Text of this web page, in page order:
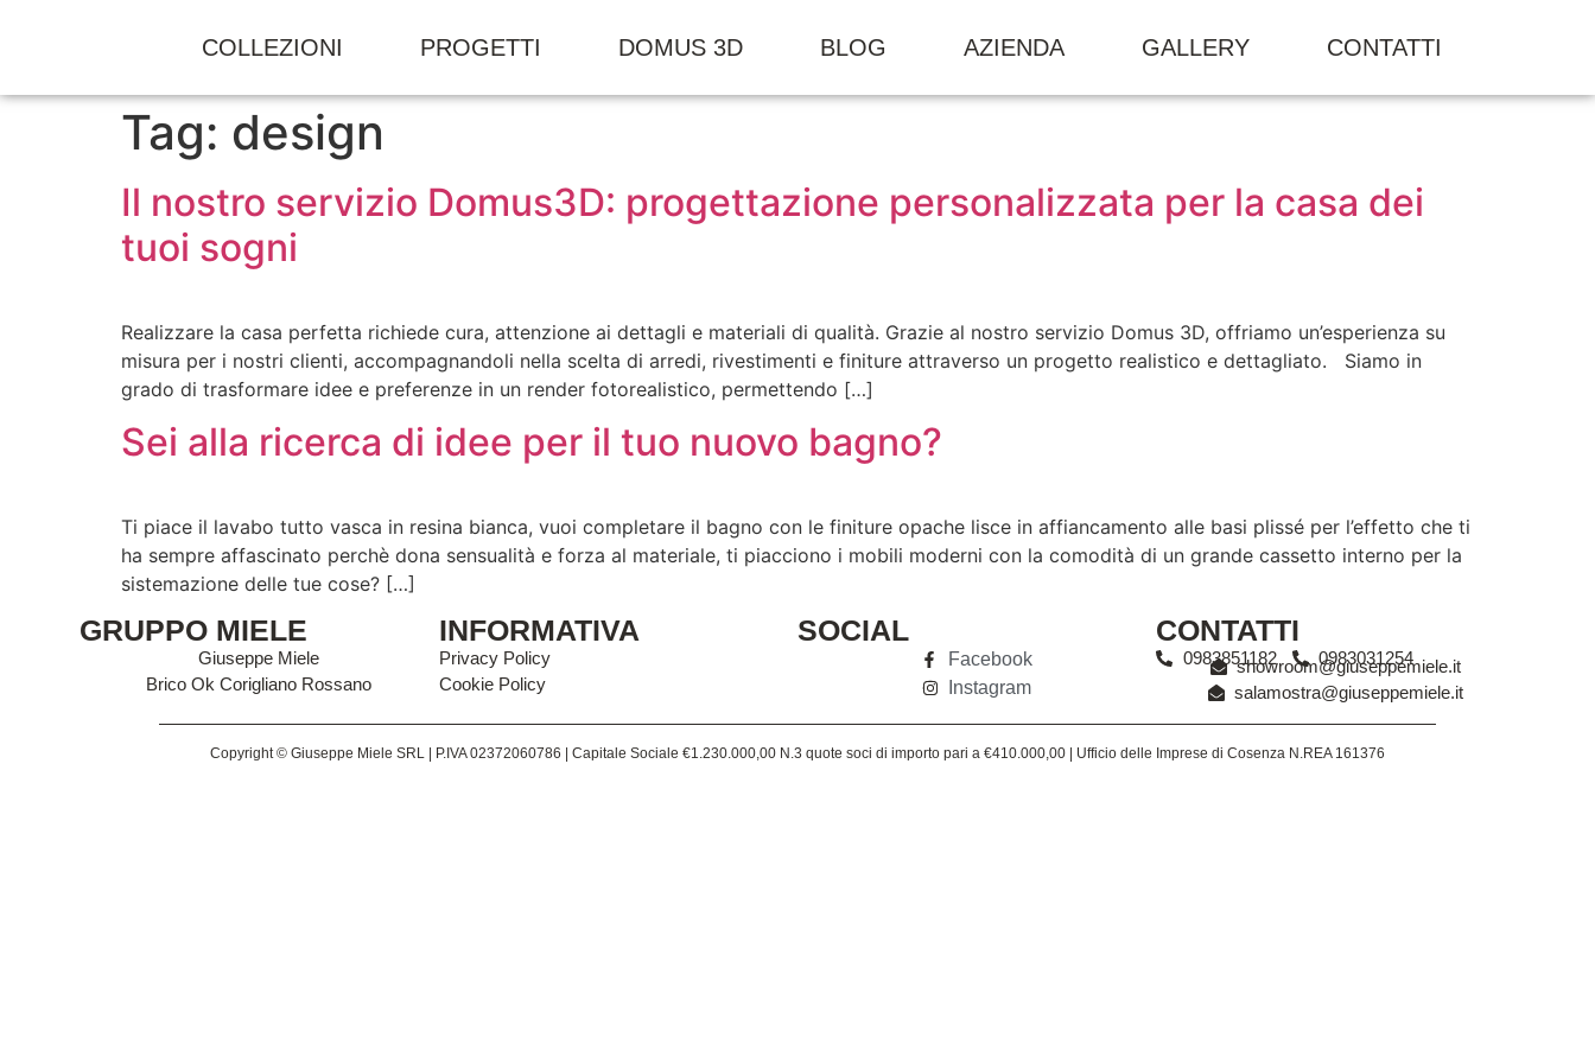
COLLEZIONI PROGETTI DOMUS 3D BLOG AZIENDA GALLERY CONTATTI
Tag: design
Il nostro servizio Domus3D: progettazione personalizzata per la casa dei
tuoi sogni
Realizzare la casa perfetta richiede cura, attenzione ai dettagli e materiali di qualità. Grazie al nostro servizio Domus 3D, offriamo un’esperienza su
misura per i nostri clienti, accompagnandoli nella scelta di arredi, rivestimenti e finiture attraverso un progetto realistico e dettagliato. Siamo in
grado di trasformare idee e preferenze in un render fotorealistico, permettendo […]
Sei alla ricerca di idee per il tuo nuovo bagno?
Ti piace il lavabo tutto vasca in resina bianca, vuoi completare il bagno con le finiture opache lisce in affiancamento alle basi plissé per l’effetto che ti
ha sempre affascinato perchè dona sensualità e forza al materiale, ti piacciono i mobili moderni con la comodità di un grande cassetto interno per la
sistemazione delle tue cose? […]
GRUPPO MIELE
Giuseppe Miele
Brico Ok Corigliano Rossano
INFORMATIVA
Privacy Policy
Cookie Policy
SOCIAL
Facebook
Instagram
CONTATTI
0983851182 0983031254
showroom@giuseppemiele.it
salamostra@giuseppemiele.it
Copyright © Giuseppe Miele SRL | P.IVA 02372060786 | Capitale Sociale €1.230.000,00 N.3 quote soci di importo pari a €410.000,00 | Ufficio delle Imprese di Cosenza N.REA 161376